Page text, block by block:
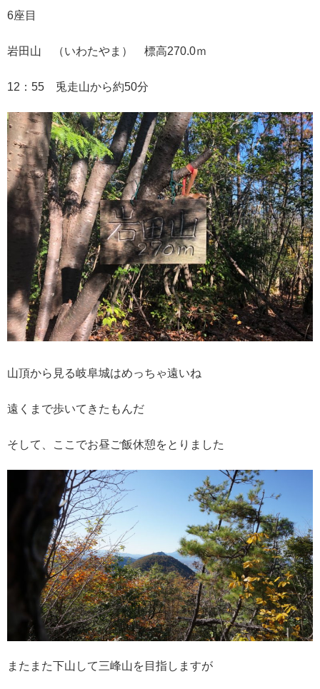
6座目
岩田山 （いわたやま） 標高270.0ｍ
12：55 兎走山から約50分
山頂から見る岐阜城はめっちゃ遠いね
遠くまで歩いてきたもんだ
そして、ここでお昼ご飯休憩をとりました
またまた下山して三峰山を目指しますが